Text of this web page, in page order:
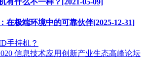
在极端环境中的可靠伙伴[2025-12-31]
手持机？
信息技术应用创新产业生态高峰论坛